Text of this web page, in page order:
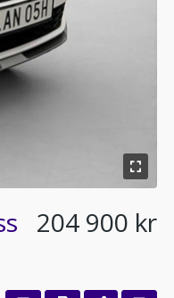
204 900 kr